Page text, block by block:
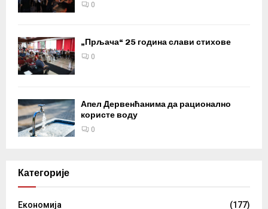
0
„Прљача“ 25 година слави стихове
0
Апел Дервенћанима да рационално
користе воду
0
Категорије
Eкономија
(177)